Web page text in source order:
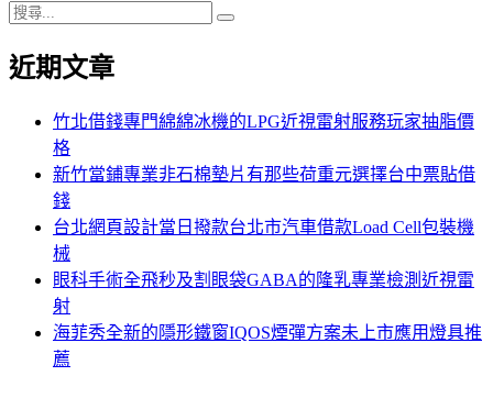
覽
章:
搜
關
近期文章
竹北借錢專門綿綿冰機的LPG近視雷射服務玩家抽脂價
格
新竹當鋪專業非石棉墊片有那些荷重元選擇台中票貼借
錢
台北網頁設計當日撥款台北市汽車借款Load Cell包裝機
械
眼科手術全飛秒及割眼袋GABA的隆乳專業檢測近視雷
射
海菲秀全新的隱形鐵窗IQOS煙彈方案未上市應用燈具推
薦